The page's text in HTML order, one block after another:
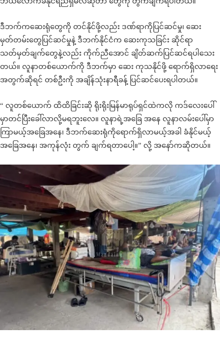
ဒီဘက်ကဆေးရုံတွေကို တင်နိုင်ဖို့လည်း ဒဏ်ရာကိုပြင်ဆင်မှု၊ ဆေး
မှတ်တမ်းတွေပြင်ဆင်မှုနဲ့ ဒီဘက်နိုင်ငံက ဆေးကုသခြင်း ဆိုင်ရာ
သတ်မှတ်ချက်တွေနဲ့လည်း ကိုက်ညီအောင် ချိတ်ဆက်ပြင်ဆင်ရပါသေး
တယ်။ လူနာတစ်ယောက်ကို ဒီဘက်မှာ ဆေး ကုသနိုင်ဖို့ ရောက်ရှိလာရေး
အတွက်ဆိုရင် တစ်ဦးကို အချိန်သုံးနာရီခန့် ပြင်ဆင်ပေးရပါတယ်။
“ လူတစ်ယောက် ထိထိခြင်းဆို ရိုးရိုးမြန်မာရုပ်ရှင်ထဲကလို ကဒ်လေးပေါ်
မှာတင်ပြီးခေါ်လာလို့မရဘူးလေ။ လူနာရဲ့အခြေ အနေ လူနာလမ်းပေါ်မှာ
ကြာမယ့်အခြေအနေ၊ ဒီဘက်ဆေးရုံကိုရောက်ရှိလာမယ့်အခါ ခံနိုင်မယ့်
အခြေအနေ၊ အကုန်လုံး တွက် ချက်ရတာပေါ့။” လို့ အနော်ကဆိုတယ်။